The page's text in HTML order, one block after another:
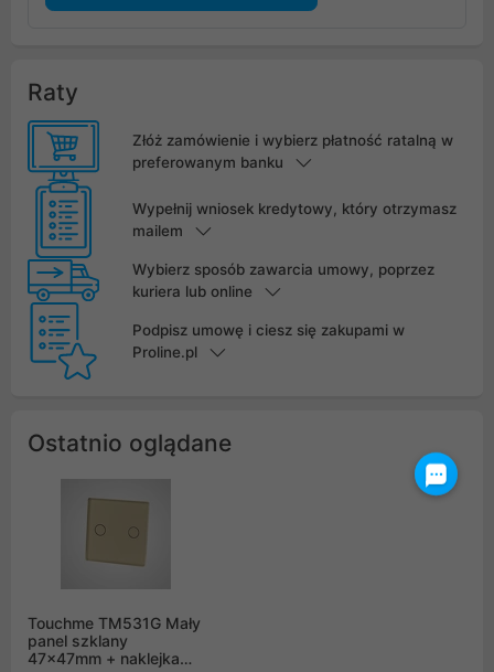
Raty
Złóż zamówienie i wybierz płatność ratalną w
preferowanym banku
Wypełnij wniosek kredytowy, który otrzymasz
mailem
Wybierz sposób zawarcia umowy, poprzez
kuriera lub online
Podpisz umowę i ciesz się zakupami w
Proline.pl
Ostatnio oglądane
Touchme TM531G Mały
panel szklany
47x47mm + naklejka